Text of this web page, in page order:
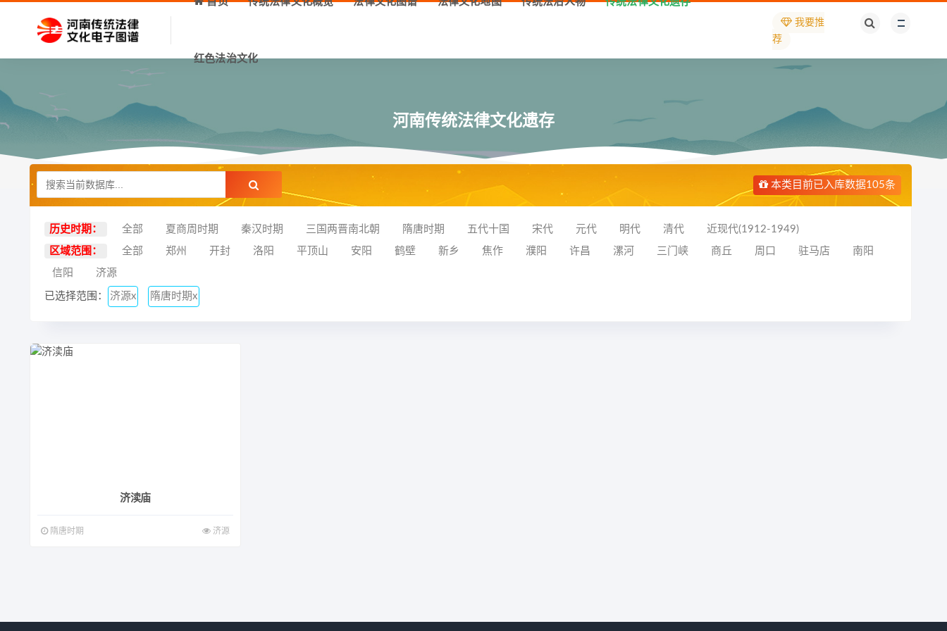
红色法治文化
我要推
荐
河南传统法律文化遗存
本类目前已入库数据105条
历史时期： 全部 夏商周时期 秦汉时期 三国两晋南北朝 隋唐时期 五代十国 宋代 元代 明代 清代 近现代(1912-1949)
区域范围： 全部 郑州 开封 洛阳 平顶山 安阳 鹤壁 新乡 焦作 濮阳 许昌 漯河 三门峡 商丘 周口 驻马店 南阳
信阳 济源
已选择范围： 济源x 隋唐时期x
济渎庙
隋唐时期 济源